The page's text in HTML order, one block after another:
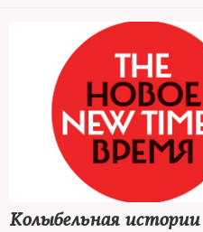
Колыбельная истории